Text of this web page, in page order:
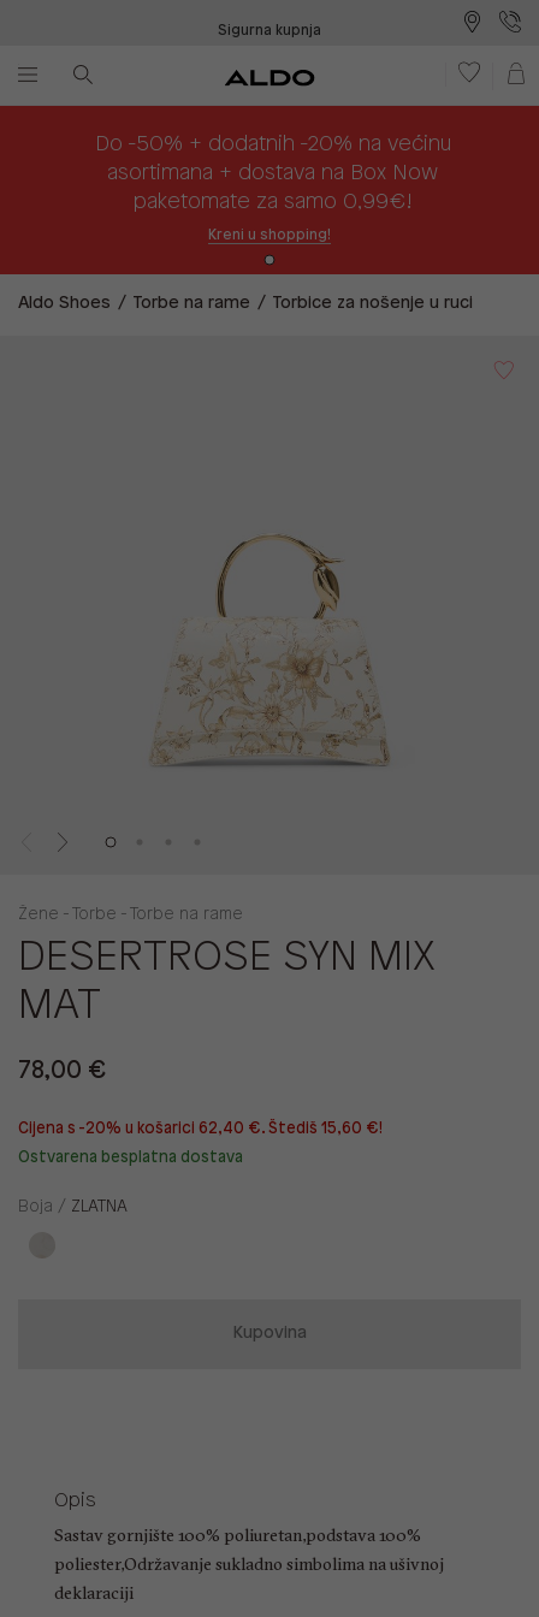
Sigurna kupnja
Do -50% + dodatnih -20% na većinu
asortimana + dostava na Box Now
paketomate za samo 0,99€!
Kreni u shopping!
Aldo Shoes Torbe na rame Torbice za nošenje u ruci
Žene - Torbe - Torbe na rame
DESERTROSE SYN MIX
MAT
78,00 €
Cijena s -20% u košarici 62,40 €. Štediš 15,60 €!
Ostvarena besplatna dostava
Boja / ZLATNA
Kupovina
Opis
Sastav gornjište 100% poliuretan,podstava 100%
poliester,Održavanje sukladno simbolima na ušivnoj
deklaraciji